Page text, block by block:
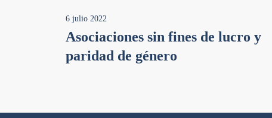
6 julio 2022
Asociaciones sin fines de lucro y
paridad de género